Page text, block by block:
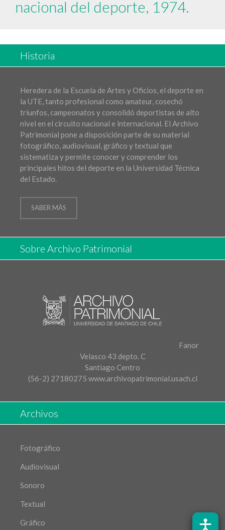
nacional del deporte, 1974.
Historia
Heredera de la Escuela de Artes y Oficios, el deporte en
la UTE, tanto profesional como amateur, cosechó
triunfos, campeonatos y consolidó deportistas de alto
nivel en el circuito nacional e internacional. El Archivo
Patrimonial pone a disposición parte de su material
fotográfico, audiovisual, gráfico y textual que
sistematiza y permite conocer y comprender los
principales hitos del deporte en la Universidad Técnica
del Estado.
SABER MÁS
Sobre Archivo Patrimonial
Fanor
Velasco 43 depto. C
Santiago Centro
(56-2) 27180275 www.archivopatrimonial.usach.cl
Archivos
Fotográfico
Audiovisual
Sonoro
Textual
Gráfico